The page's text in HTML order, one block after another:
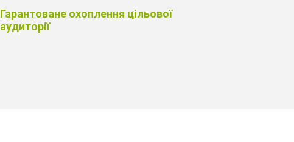
Гарантоване охоплення цільової
аудиторії